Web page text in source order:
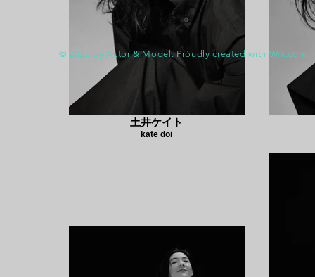
土井ケイト
kate doi
© 2023 by Actor & Model. Proudly created with Wix.com